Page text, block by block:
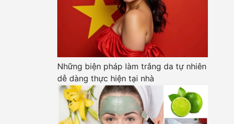
Những biện pháp làm trắng da tự nhiên
dễ dàng thực hiện tại nhà